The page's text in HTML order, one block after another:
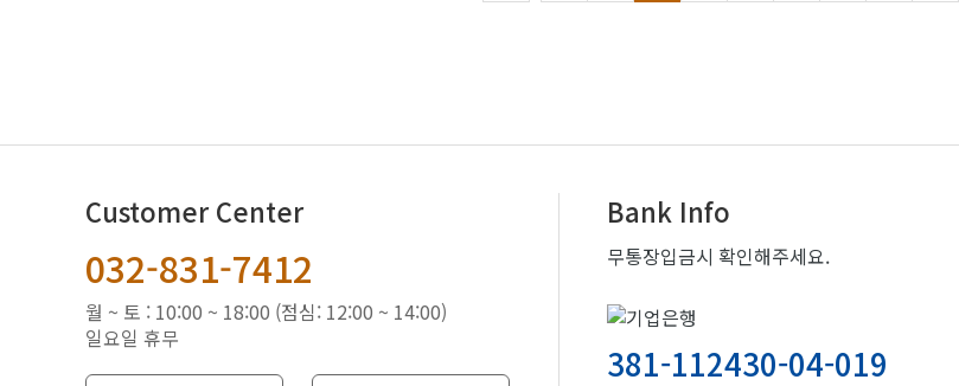
Customer Center
032-831-7412
월 ~ 토 : 10:00 ~ 18:00 (점심: 12:00 ~ 14:00)
일요일 휴무
Bank Info
무통장입금시 확인해주세요.
381-112430-04-019